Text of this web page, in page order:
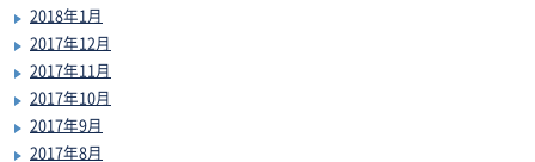
2018年1月
2017年12月
2017年11月
2017年10月
2017年9月
2017年8月